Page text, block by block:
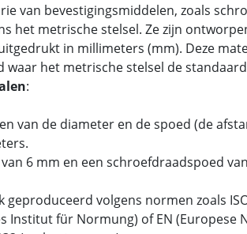
van bevestigingsmiddelen, zoals
het metrische stelsel. Ze zijn
in millimeters (mm). Deze
het metrische stelsel de
:
van de diameter en de spoed (de
6 mm en een schroefdraadspoed
volgens normen zoals
Institut für Normung) of EN (Europese